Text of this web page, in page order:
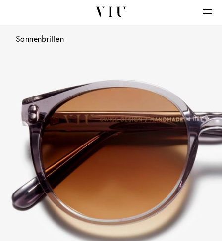
Sonnenbrillen